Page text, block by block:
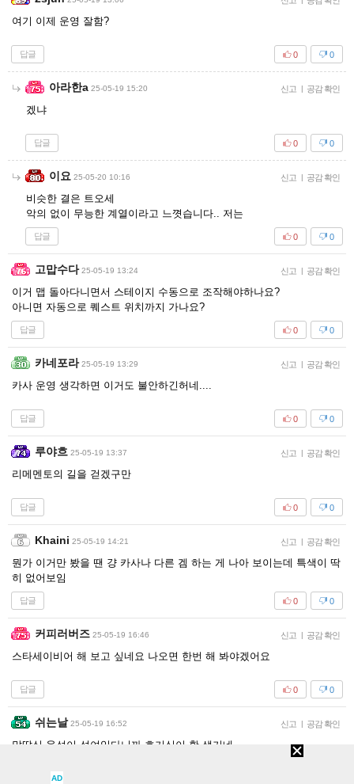
여기 이제 운영 잘함?
답글 0
0
아라한a 25-05-19 15:20 신고 | 공감 확인
겠냐
답글 0
0
이요 25-05-20 10:16 신고 | 공감 확인
비슷한 결은 트오세
악의 없이 무능한 계열이라고 느꼇습니다.. 저는
답글 0
0
고맙수다 25-05-19 13:24 신고 | 공감 확인
이거 맵 돌아다니면서 스테이지 수동으로 조작해야하나요?
아니면 자동으로 퀘스트 위치까지 가나요?
답글 0
0
카네포라 25-05-19 13:29 신고 | 공감 확인
카사 운영 생각하면 이거도 불안하긴허네....
답글 0
0
루야흐 25-05-19 13:37 신고 | 공감 확인
리메멘토의 길을 걷겠구만
답글 0
0
Khaini 25-05-19 14:21 신고 | 공감 확인
뭔가 이거만 봤을 땐 걍 카사나 다른 겜 하는 게 나아 보이는데 특색이 딱
히 없어보임
답글 0
0
커피러버즈 25-05-19 16:46 신고 | 공감 확인
스타세이비어 해 보고 싶네요 나오면 한번 해 봐야겠어요
답글 0
0
쉬는날 25-05-19 16:52 신고 | 공감 확인
말딸식 육성이 섞여있다니까 호기심이 확 생기네
AD